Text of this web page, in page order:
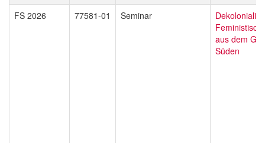
FS 2026
77581-01 Seminar
aus dem
Süden